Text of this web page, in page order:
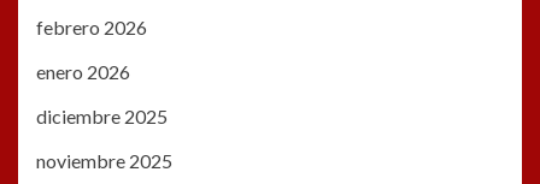
febrero 2026
enero 2026
diciembre 2025
noviembre 2025